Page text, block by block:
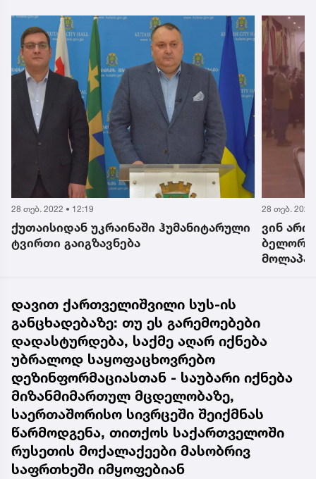
28 თებ. 2022 • 12:19
ქუთაისიდან უკრაინაში ჰუმანიტარული
ტვირთი გაიგზავნება
28 თებ. 2022
ვინ
დავით ქართველიშვილი სუს-ის
განცხადებაზე: თუ ეს გარემოებები
დადასტურდება, საქმე აღარ იქნება
უბრალოდ საყოფაცხოვრებო
დეზინფორმაციასთან - საუბარი იქნება
მიზანმიმართულ მცდელობაზე,
საერთაშორისო სივრცეში შეიქმნას
წარმოდგენა, თითქოს საქართველოში
რუსეთის მოქალაქეები მასობრივ
საფრთხეში იმყოფებიან